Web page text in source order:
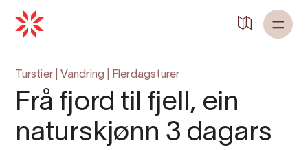
Turstier Vandring Flerdagsturer
Frå fjord til fjell, ein
naturskjønn 3 dagars